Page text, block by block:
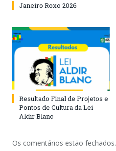
Janeiro Roxo 2026
Resultado Final de Projetos e
Pontos de Cultura da Lei
Aldir Blanc
Os comentários estão fechados.